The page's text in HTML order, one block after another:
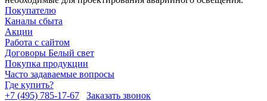
Покупателю
Каналы сбыта
Акции
Работа с сайтом
Договоры Белый свет
Покупка продукции
Часто задаваемые вопросы
Где купить?
+7 (495) 785-17-67
Заказать звонок